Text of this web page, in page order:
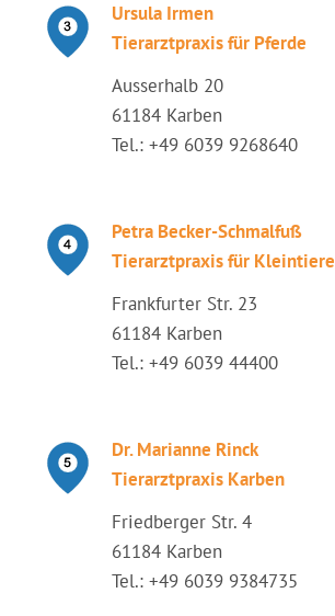
Ursula Irmen
Tierarztpraxis für Pferde
Ausserhalb 20
61184 Karben
Tel.: +49 6039 9268640
Petra Becker-Schmalfuß
Tierarztpraxis für Kleintiere
Frankfurter Str. 23
61184 Karben
Tel.: +49 6039 44400
Dr. Marianne Rinck
Tierarztpraxis Karben
Friedberger Str. 4
61184 Karben
Tel.: +49 6039 9384735